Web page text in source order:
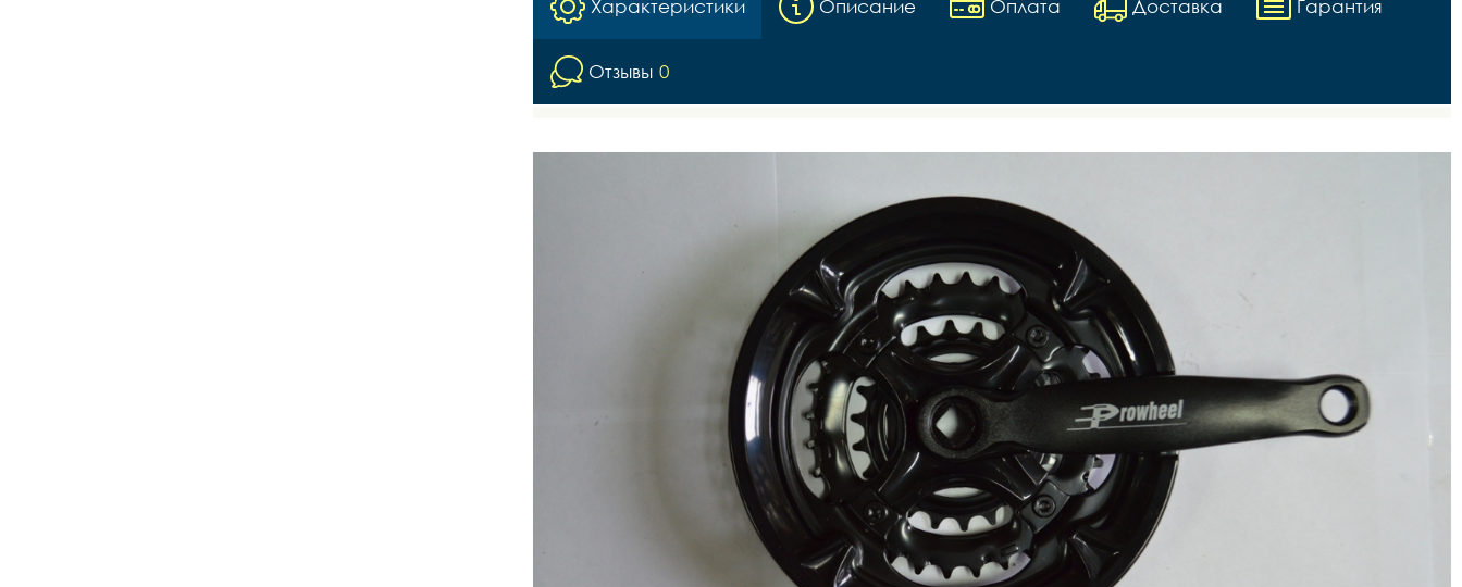
Характеристики Описание Оплата Доставка Гарантия
Отзывы 0